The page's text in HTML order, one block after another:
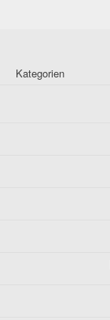
Kategorien